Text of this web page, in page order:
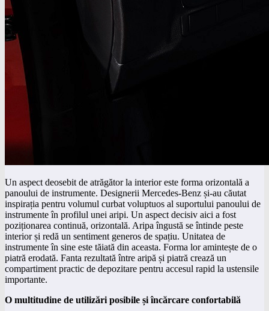
Un aspect deosebit de atrăgător la interior este forma orizontală a
panoului de instrumente. Designerii Mercedes-Benz și-au căutat
inspirația pentru volumul curbat voluptuos al suportului panoului de
instrumente în profilul unei aripi. Un aspect decisiv aici a fost
poziționarea continuă, orizontală. Aripa îngustă se întinde peste
interior și redă un sentiment generos de spațiu. Unitatea de
instrumente în sine este tăiată din aceasta. Forma lor amintește de o
piatră erodată. Fanta rezultată între aripă și piatră crează un
compartiment practic de depozitare pentru accesul rapid la ustensile
importante.
O multitudine de utilizări posibile și încărcare confortabilă